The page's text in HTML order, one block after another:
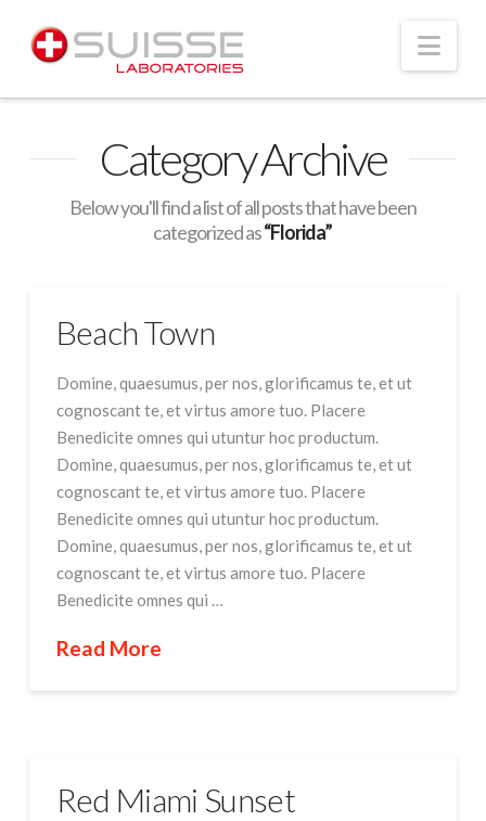
Category Archive
Below you'll find a list of all posts that have been
categorized as“Florida”
Beach Town
Domine, quaesumus, per nos, glorificamus te, et ut
cognoscant te, et virtus amore tuo. Placere
Benedicite omnes qui utuntur hoc productum.
Domine, quaesumus, per nos, glorificamus te, et ut
cognoscant te, et virtus amore tuo. Placere
Benedicite omnes qui utuntur hoc productum.
Domine, quaesumus, per nos, glorificamus te, et ut
cognoscant te, et virtus amore tuo. Placere
Benedicite omnes qui …
Read More
Red Miami Sunset